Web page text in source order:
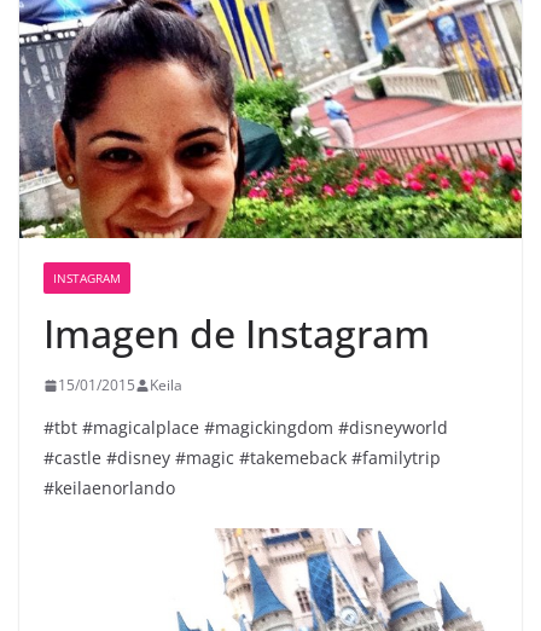
INSTAGRAM
Imagen de Instagram
15/01/2015 Keila
#tbt #magicalplace #magickingdom #disneyworld
#castle #disney #magic #takemeback #familytrip
#keilaenorlando